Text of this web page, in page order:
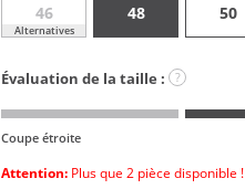
46
Alternatives
48 50
Évaluation de la taille : ?
Coupe étroite
Attention: Plus que 2 pièce disponible !